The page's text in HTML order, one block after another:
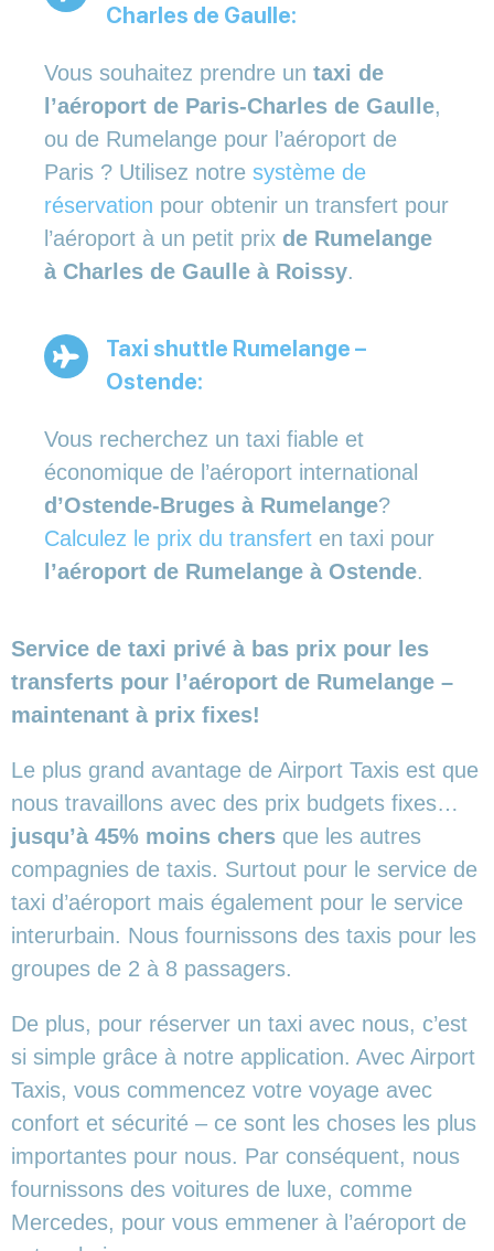
Charles de Gaulle:
Vous souhaitez prendre un taxi de
l’aéroport de Paris-Charles de Gaulle,
ou de Rumelange pour l’aéroport de
Paris ? Utilisez notre système de
réservation pour obtenir un transfert pour
l’aéroport à un petit prix de Rumelange
à Charles de Gaulle à Roissy.
Taxi shuttle Rumelange –
Ostende:
Vous recherchez un taxi fiable et
économique de l’aéroport international
d’Ostende-Bruges à Rumelange?
Calculez le prix du transfert en taxi pour
l’aéroport de Rumelange à Ostende.
Service de taxi privé à bas prix pour les
transferts pour l’aéroport de Rumelange –
maintenant à prix fixes!
Le plus grand avantage de Airport Taxis est que
nous travaillons avec des prix budgets fixes…
jusqu’à 45% moins chers que les autres
compagnies de taxis. Surtout pour le service de
taxi d’aéroport mais également pour le service
interurbain. Nous fournissons des taxis pour les
groupes de 2 à 8 passagers.
De plus, pour réserver un taxi avec nous, c’est
si simple grâce à notre application. Avec Airport
Taxis, vous commencez votre voyage avec
confort et sécurité – ce sont les choses les plus
importantes pour nous. Par conséquent, nous
fournissons des voitures de luxe, comme
Mercedes, pour vous emmener à l’aéroport de